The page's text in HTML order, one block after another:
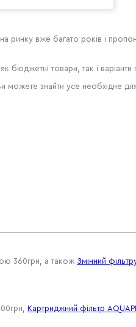
ринку вже багато років і
товари, так і варіанти
можете знайти усе необхідне
360грн, а також Змінний
Картриджний фільтр